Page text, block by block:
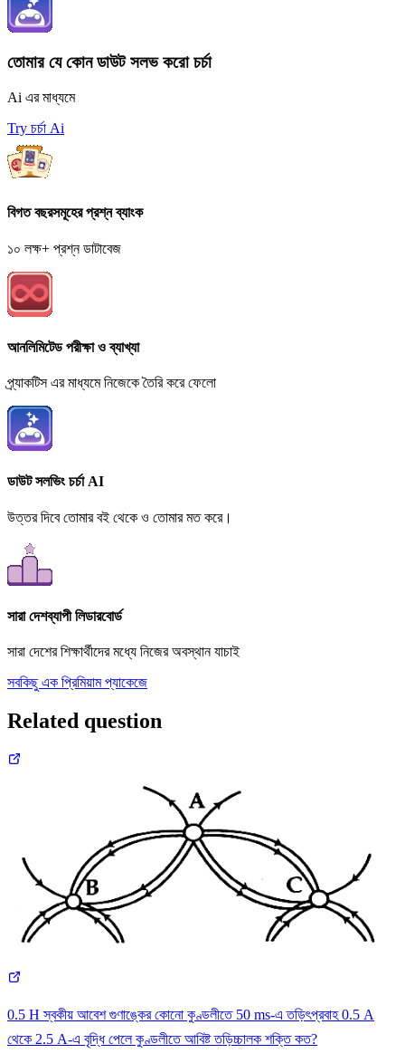
তোমার যে কোন ডাউট সলভ করো চর্চা
Ai এর মাধ্যমে
Try চর্চা Ai
বিগত বছরসমূহের প্রশ্ন ব্যাংক
১০ লক্ষ+ প্রশ্ন ডাটাবেজ
আনলিমিটেড পরীক্ষা ও ব্যাখ্যা
প্র্যাকটিস এর মাধ্যমে নিজেকে তৈরি করে ফেলো
ডাউট সলভিং চর্চা AI
উত্তর দিবে তোমার বই থেকে ও তোমার মত করে।
সারা দেশব্যাপী লিডারবোর্ড
সারা দেশের শিক্ষার্থীদের মধ্যে নিজের অবস্থান যাচাই
সবকিছু এক প্রিমিয়াম প্যাকেজে
Related question
0.5 H স্বকীয় আবেশ গুণাঙ্কের কোনো কুণ্ডলীতে 50 ms-এ তড়িৎপ্রবাহ 0.5 A
থেকে 2.5 A-এ বৃদ্ধি পেলে কুণ্ডলীতে আবিষ্ট তড়িচ্চালক শক্তি কত?